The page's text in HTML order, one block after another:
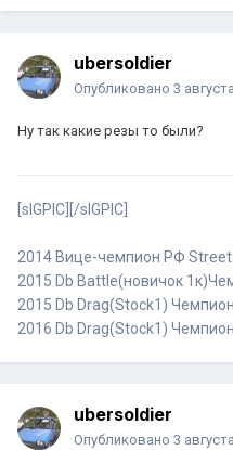
ubersoldier
Опубликовано 3
Ну так какие резы то были?
[sIGPIC][/sIGPIC]
2014 Вице-чемпион РФ Street
2015 Db Battle(новичок
2015 Db Drag(Stock1)
2016 Db Drag(Stock1)
ubersoldier
Опубликовано 3